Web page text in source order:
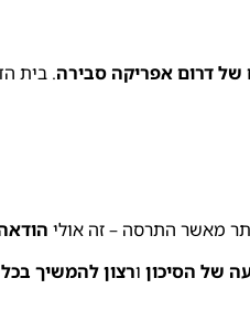
דרום אפריקה סבירה. בית
מאשר התרסה – זה אולי
של הסיכון ורצון להמשיך